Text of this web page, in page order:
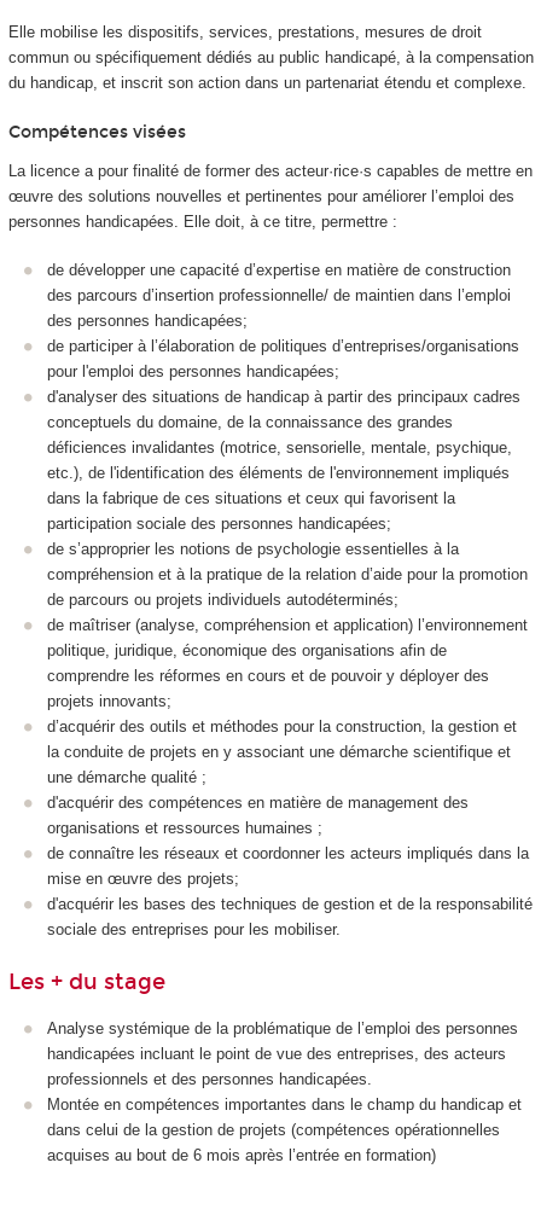
Elle mobilise les dispositifs, services, prestations, mesures de droit
commun ou spécifiquement dédiés au public handicapé, à la compensation
du handicap, et inscrit son action dans un partenariat étendu et complexe.
Compétences visées
La licence a pour finalité de former des acteur·rice·s capables de mettre en
œuvre des solutions nouvelles et pertinentes pour améliorer l’emploi des
personnes handicapées. Elle doit, à ce titre, permettre :
de développer une capacité d’expertise en matière de construction
des parcours d’insertion professionnelle/ de maintien dans l’emploi
des personnes handicapées;
de participer à l’élaboration de politiques d’entreprises/organisations
pour l'emploi des personnes handicapées;
d'analyser des situations de handicap à partir des principaux cadres
conceptuels du domaine, de la connaissance des grandes
déficiences invalidantes (motrice, sensorielle, mentale, psychique,
etc.), de l'identification des éléments de l'environnement impliqués
dans la fabrique de ces situations et ceux qui favorisent la
participation sociale des personnes handicapées;
de s’approprier les notions de psychologie essentielles à la
compréhension et à la pratique de la relation d’aide pour la promotion
de parcours ou projets individuels autodéterminés;
de maîtriser (analyse, compréhension et application) l’environnement
politique, juridique, économique des organisations afin de
comprendre les réformes en cours et de pouvoir y déployer des
projets innovants;
d’acquérir des outils et méthodes pour la construction, la gestion et
la conduite de projets en y associant une démarche scientifique et
une démarche qualité ;
d'acquérir des compétences en matière de management des
organisations et ressources humaines ;
de connaître les réseaux et coordonner les acteurs impliqués dans la
mise en œuvre des projets;
d'acquérir les bases des techniques de gestion et de la responsabilité
sociale des entreprises pour les mobiliser.
Les + du stage
Analyse systémique de la problématique de l’emploi des personnes
handicapées incluant le point de vue des entreprises, des acteurs
professionnels et des personnes handicapées.
Montée en compétences importantes dans le champ du handicap et
dans celui de la gestion de projets (compétences opérationnelles
acquises au bout de 6 mois après l’entrée en formation)